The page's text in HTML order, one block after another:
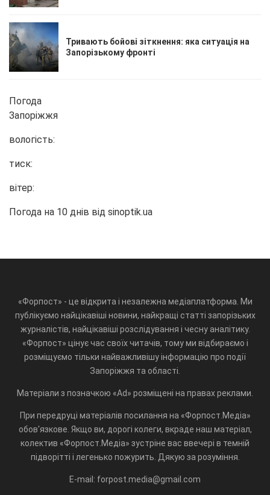
Тривають бойові зіткнення: яка ситуація на
Запорізькому фронті
Погода
Запоріжжя
вологість:
тиск:
вітер:
Погода на 10 днів від sinoptik.ua
«Форпост» - це відкрита і незалежна медіаплатформа. Ми
публікуємо найцікавіші новини, найкращі статті запорізьких
журналістів, найцікавіші розслідування і чесну аналітику.
«Форпост» цінує час своїх читачів, тому ми відбираємо і
розміщуємо тільки найважливішу інформацію про події
Запоріжжя та області.
Матеріали з позначкою «Ad» розміщені на правах реклами.
При передруці матеріалів посилання на «Форпост.Медіа»
обов'язкове. Якщо ви, дорогі колеги, вкраде наш матеріал,
колектив «Форпост.Медіа» зустріне вас ввечері в темній
підворітті і легенько пожурить. Дякую за розуміння.
E-mail: forpost.media@gmail.com